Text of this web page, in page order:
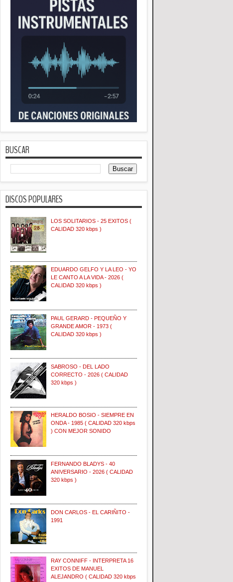
BUSCAR
DISCOS POPULARES
LOS SOLITARIOS - 25 EXITOS (
CALIDAD 320 kbps )
EDUARDO GELFO Y LA LEO - YO
LE CANTO A LA VIDA - 2026 (
CALIDAD 320 kbps )
PAUL GERARD - PEQUEÑO Y
GRANDE AMOR - 1973 (
CALIDAD 320 kbps )
SABROSO - DEL LADO
CORRECTO - 2026 ( CALIDAD
320 kbps )
HERALDO BOSIO - SIEMPRE EN
ONDA - 1985 ( CALIDAD 320 kbps
) CON MEJOR SONIDO
FERNANDO BLADYS - 40
ANIVERSARIO - 2026 ( CALIDAD
320 kbps )
DON CARLOS - EL CARIÑITO -
1991
RAY CONNIFF - INTERPRETA 16
EXITOS DE MANUEL
ALEJANDRO ( CALIDAD 320 kbps